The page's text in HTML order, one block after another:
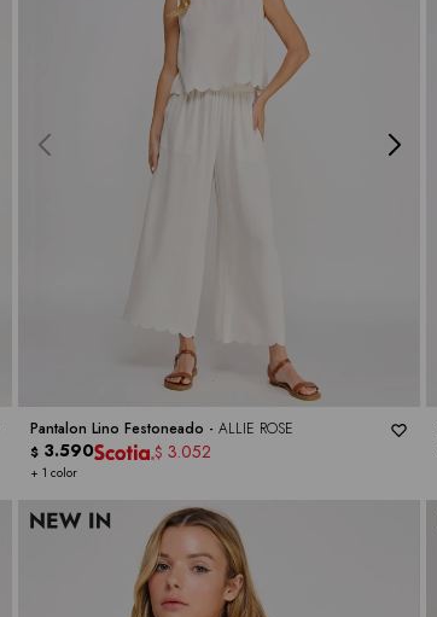
Pantalon Lino Festoneado -ALLIE ROSE
+ 1 color
$ 3.590 $ 3.052